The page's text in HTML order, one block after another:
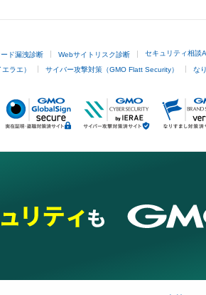
ド漏洩診断 Webサイトリスク診断 セキュリティ相談
ラエ） サイバー攻撃対策（GMO Flatt Security） な